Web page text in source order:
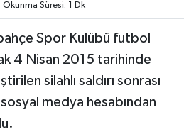
Okunma Süresi: 1 Dk
Spor Kulübü futbol
4 Nisan 2015 tarihinde
silahlı saldırı sonrası
medya hesabından